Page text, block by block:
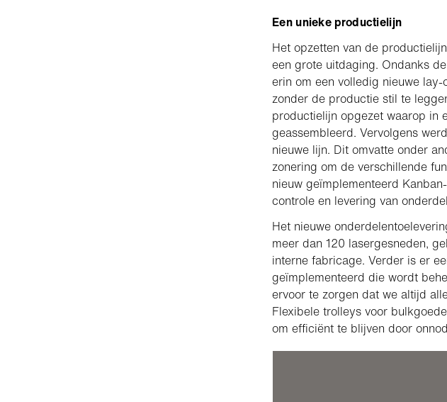
Een unieke productielijn
Het opzetten van de
een grote uitdaging. Ondanks
erin om een volledig nieuwe
zonder de productie stil te
productielijn opgezet waarop in
geassembleerd. Vervolgens
nieuwe lijn. Dit omvatte onder
zonering om de verschillende
nieuw geïmplementeerd
controle en levering van
Het nieuwe
meer dan 120 lasergesneden,
interne fabricage. Verder is er
geïmplementeerd die wordt
ervoor te zorgen dat we altijd
Flexibele trolleys voor
om efficiënt te blijven door